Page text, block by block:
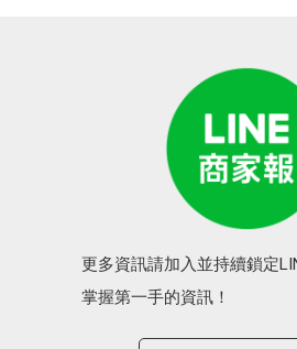
更多資訊請加入並持續鎖定
掌握第一手的資訊！